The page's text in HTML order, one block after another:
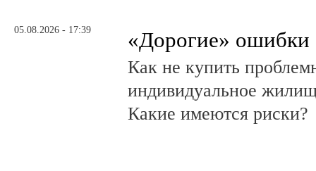
05.08.2026 - 17:39 «Дорогие» ошибки
Как не купить
индивидуальное
Какие имеются риски?